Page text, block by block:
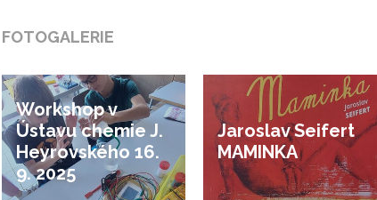
FOTOGALERIE
Workshop v
Ústavu chemie J.
Heyrovského 16.
9. 2025
Jaroslav Seifert
MAMINKA